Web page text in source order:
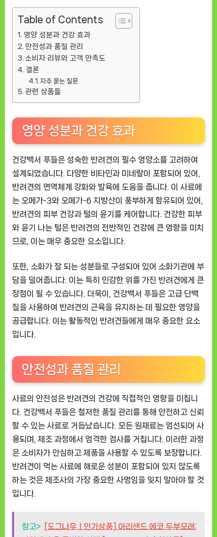
Table of Contents
영양 성분과 건강 효과
안전성과 품질 관리
소비자 리뷰와 고객 만족도
결론
자주 묻는 질문
관련 상품들
영양 성분과 건강 효과
건강백서 푸들은 성숙한 반려견의 필수 영양소를 고려하여
설계되었습니다. 다양한 비타민과 미네랄이 포함되어 있어,
반려견의 면역체계 강화와 발육에 도움을 줍니다. 이 사료에
는 오메가-3와 오메가-6 지방산이 풍부하게 함유되어 있어,
반려견의 피부 건강과 털의 윤기를 케어합니다. 건강한 피부
와 윤기 나는 털은 반려견의 전반적인 건강에 큰 영향을 미치
므로, 이는 매우 중요한 요소입니다.
또한, 소화가 잘 되는 성분들로 구성되어 있어 소화기관에 부
담을 덜어줍니다. 이는 특히 민감한 위를 가진 반려견에게 큰
장점이 될 수 있습니다. 더욱이, 건강백서 푸들은 고급 단백
질을 사용하여 반려견의 근육을 유지하는 데 필요한 영양을
공급합니다. 이는 활동적인 반려견들에게 매우 중요한 요소
입니다.
안전성과 품질 관리
사료의 안전성은 반려견의 건강에 직접적인 영향을 미칩니
다. 건강백서 푸들은 철저한 품질 관리를 통해 안전하고 신뢰
할 수 있는 사료로 거듭났습니다. 모든 원재료는 엄선되어 사
용되며, 제조 과정에서 엄격한 검사를 거칩니다. 이러한 과정
은 소비자가 안심하고 제품을 사용할 수 있도록 보장합니다.
반려견이 먹는 사료에 해로운 성분이 포함되어 있지 않도록
하는 것은 제조사의 가장 중요한 사명임을 잊지 말아야 할 것
입니다.
참고> [도그나우ㅣ인기상품] 아리샌드 에코 두부모래: